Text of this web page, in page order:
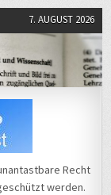
7. AUGUST 2026
Recht
werden.